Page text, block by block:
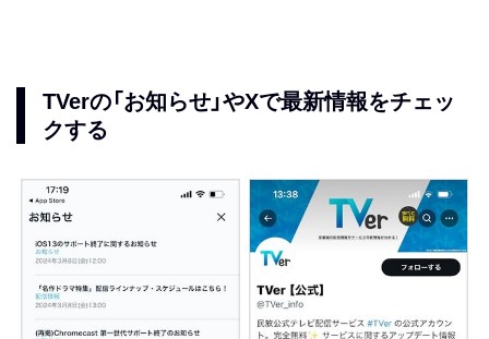
TVerの「お知らせ」やXで最新情報をチェッ
クする